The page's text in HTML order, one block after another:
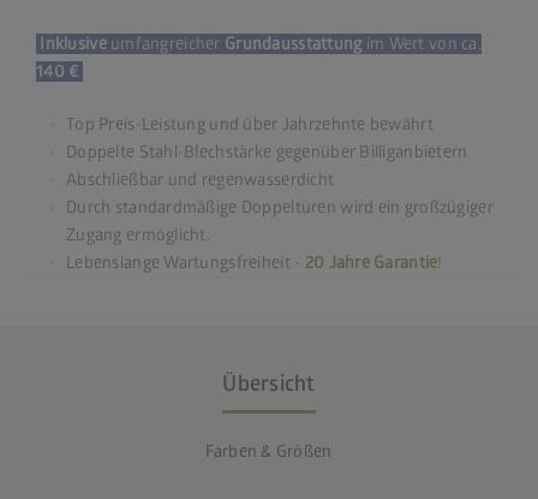
Inklusive umfangreicher Grundausstattung im Wert von ca.
140 €
Top Preis-Leistung und über Jahrzehnte bewährt
Doppelte Stahl-Blechstärke gegenüber Billiganbietern
Abschließbar und regenwasserdicht
Durch standardmäßige Doppeltüren wird ein großzügiger
Zugang ermöglicht.
Lebenslange Wartungsfreiheit - 20 Jahre Garantie!
Übersicht
Farben & Größen